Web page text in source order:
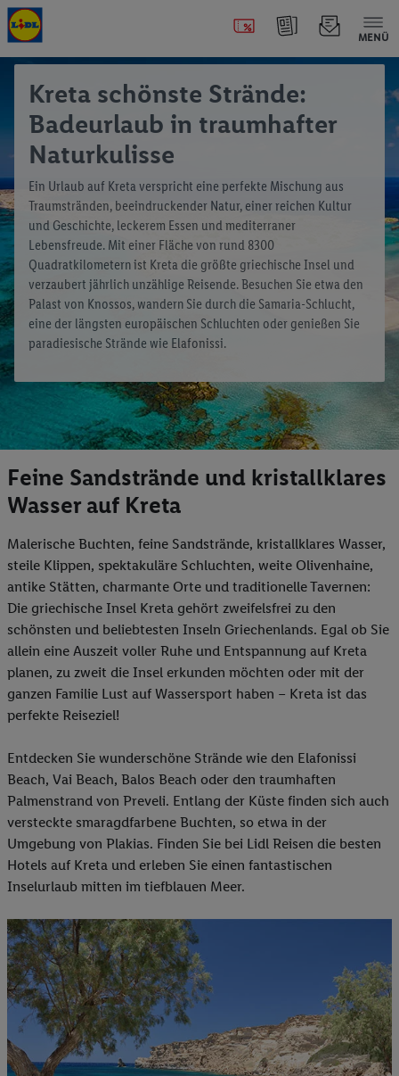
MENÜ
Kreta schönste Strände:
Badeurlaub in traumhafter
Naturkulisse
Ein Urlaub auf Kreta verspricht eine perfekte Mischung aus
Traumstränden, beeindruckender Natur, einer reichen Kultur
und Geschichte, leckerem Essen und mediterraner
Lebensfreude. Mit einer Fläche von rund 8300
Quadratkilometern ist Kreta die größte griechische Insel und
verzaubert jährlich unzählige Reisende. Besuchen Sie etwa den
Palast von Knossos, wandern Sie durch die Samaria-Schlucht,
eine der längsten europäischen Schluchten oder genießen Sie
paradiesische Strände wie Elafonissi.
Feine Sandstrände und kristallklares
Wasser auf Kreta
Malerische Buchten, feine Sandstrände, kristallklares Wasser,
steile Klippen, spektakuläre Schluchten, weite Olivenhaine,
antike Stätten, charmante Orte und traditionelle Tavernen:
Die griechische Insel Kreta gehört zweifelsfrei zu den
schönsten und beliebtesten Inseln Griechenlands. Egal ob Sie
allein eine Auszeit voller Ruhe und Entspannung auf Kreta
planen, zu zweit die Insel erkunden möchten oder mit der
ganzen Familie Lust auf Wassersport haben – Kreta ist das
perfekte Reiseziel!
Entdecken Sie wunderschöne Strände wie den Elafonissi
Beach, Vai Beach, Balos Beach oder den traumhaften
Palmenstrand von Preveli. Entlang der Küste finden sich auch
versteckte smaragdfarbene Buchten, so etwa in der
Umgebung von Plakias. Finden Sie bei Lidl Reisen die besten
Hotels auf Kreta und erleben Sie einen fantastischen
Inselurlaub mitten im tiefblauen Meer.